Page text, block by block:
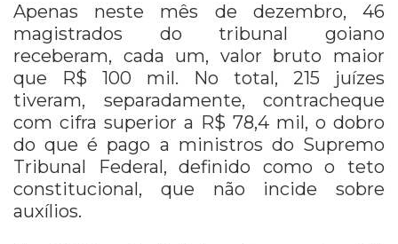
Apenas neste mês de dezembro, 46
magistrados do tribunal goiano
receberam, cada um, valor bruto maior
que R$ 100 mil. No total, 215 juízes
tiveram, separadamente, contracheque
com cifra superior a R$ 78,4 mil, o dobro
do que é pago a ministros do Supremo
Tribunal Federal, definido como o teto
constitucional, que não incide sobre
auxílios.